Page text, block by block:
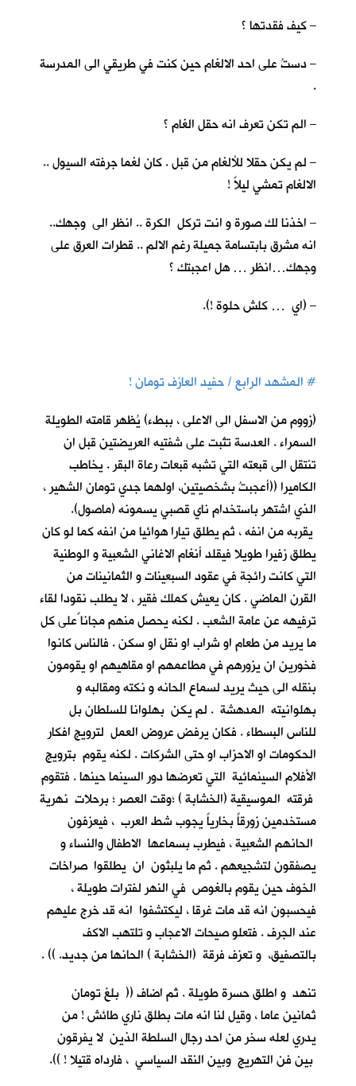
– كيف فقدتها ؟
– دستُ على احد الالغام حين كنت في طريقي الى المدرسة
.
– الم تكن تعرف انه حقل الغام ؟
– لم يكن حقلا للألغام من قبل . كان لغما جرفته السيول ..
الالغام تمشي ليلاً !
– اخذنا لك صورة و انت تركل الكرة .. انظر الى وجهك..
انه مشرق بابتسامة جميلة رغم الالم .. قطرات العرق على
وجهك…انظر … هل اعجبتك ؟
– (اي … كلش حلوة !).
#المشهد الرابع / حفيد العازف تومان !
(زووم من الاسفل الى الاعلى ، ببطء) يُظهر قامته الطويلة
السمراء . العدسة تثبت على شفتيه العريضتين قبل ان
تنتقل الى قبعته التي تشبه قبعات رعاة البقر . يخاطب
الكاميرا ((أعجبتُ بشخصيتين، اولهما جدي تومان الشهير ،
الذي اشتهر باستخدام ناي قصبي يسمونه (ماصول).
يقربه من انفه ، ثم يطلق تيارا هوائيا من انفه كما لو كان
يطلق زفيرا طويلا فيقلد أنغام الاغاني الشعبية و الوطنية
التي كانت رائجة في عقود السبعينات و الثمانينات من
القرن الماضي . كان يعيش كملك فقير ، لا يطلب نقودا لقاء
ترفيهه عن عامة الشعب . لكنه يحصل منهم مجانا ًعلى كل
ما يريد من طعام او شراب او نقل او سكن . فالناس كانوا
فخورين ان يزورهم في مطاعمهم او مقاهيهم او يقومون
بنقله الى حيث يريد لسماع الحانه و نكته ومقالبه و
بهلوانيته المدهشة . لم يكن بهلوانا للسلطان بل
للناس البسطاء . فكان يرفض عروض العمل لترويج افكار
الحكومات او الاحزاب او حتى الشركات . لكنه يقوم بترويج
الأفلام السينمائية التي تعرضها دور السينما حينها . فتقوم
فرقته الموسيقية (الخشابة ) ؛وقت العصر ؛ برحلات نهرية
مستخدمين زورقاً بخارياً يجوب شط العرب ، فيعزفون
الحانهم الشعبية ، فيطرب بسماعها الاطفال والنساء و
يصفقون لتشجيعهم . ثم ما يلبثون ان يطلقوا صراخات
الخوف حين يقوم بالغوص في النهر لفترات طويلة ،
فيحسبون انه قد مات غرقا ، ليكتشفوا انه قد خرج عليهم
عند الجرف . فتعلو صيحات الاعجاب و تلتهب الاكف
بالتصفيق، و تعزف فرقة (الخشابة ) الحانها من جديد. )) .
تنهد و اطلق حسرة طويلة . ثم اضاف (( بلغ تومان
ثمانين عاما ، وقيل لنا انه مات بطلق ناري طائش ! من
يدري لعله سخر من احد رجال السلطة الذين لا يفرقون
بين فن التهريج وبين النقد السياسي ، فارداه قتيلا ! )).